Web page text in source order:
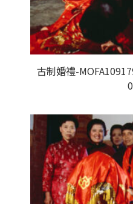
古制婚禮-